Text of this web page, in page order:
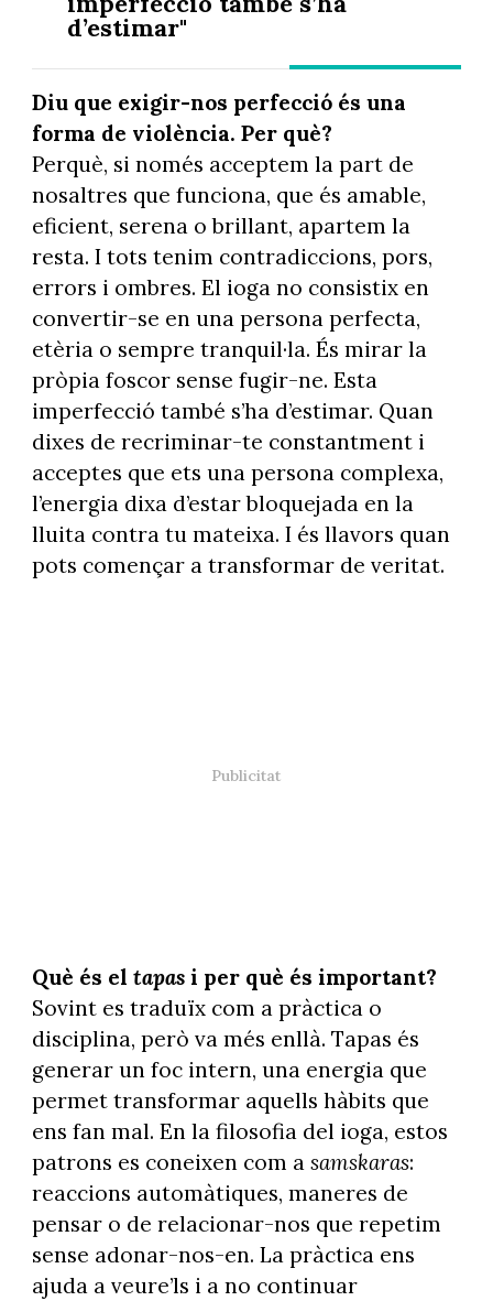
d’estimar"
Diu que exigir-nos perfecció és una
forma de violència. Per què?
Perquè, si només acceptem la part de
nosaltres que funciona, que és amable,
eficient, serena o brillant, apartem la
resta. I tots tenim contradiccions, pors,
errors i ombres. El ioga no consistix en
convertir-se en una persona perfecta,
etèria o sempre tranquil·la. És mirar la
pròpia foscor sense fugir-ne. Esta
imperfecció també s’ha d’estimar. Quan
dixes de recriminar-te constantment i
acceptes que ets una persona complexa,
l’energia dixa d’estar bloquejada en la
lluita contra tu mateixa. I és llavors quan
pots començar a transformar de veritat.
Què és el tapasi per què és important?
Sovint es traduïx com a pràctica o
disciplina, però va més enllà. Tapas és
generar un foc intern, una energia que
permet transformar aquells hàbits que
ens fan mal. En la filosofia del ioga, estos
patrons es coneixen com a samskaras:
reaccions automàtiques, maneres de
pensar o de relacionar-nos que repetim
sense adonar-nos-en. La pràctica ens
ajuda a veure’ls i a no continuar